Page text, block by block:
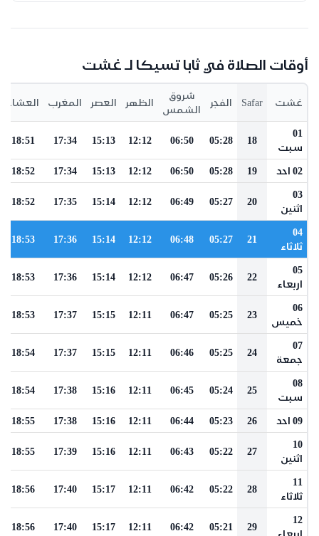
أوقات الصلاة في ثابا تسيكا لـ غشت
غشت Safar الفجر
شروق
الشمس
الظهر العصر المغرب العشاء
01
سبت
18
05:28
06:50
12:12
15:13
17:34
18:51
02 احد 19
05:28
06:50
12:12
15:13
17:34
18:52
03
اثنين
20
05:27
06:49
12:12
15:14
17:35
18:52
04
ثلاثاء
21
05:27
06:48
12:12
15:14
17:36
18:53
05
اربعاء
22
05:26
06:47
12:12
15:14
17:36
18:53
06
خميس
23
05:25
06:47
12:11
15:15
17:37
18:53
07
جمعة
24
05:25
06:46
12:11
15:15
17:37
18:54
08
سبت
25
05:24
06:45
12:11
15:16
17:38
18:54
09 احد 26
05:23
06:44
12:11
15:16
17:38
18:55
10
اثنين
27
05:22
06:43
12:11
15:16
17:39
18:55
11
ثلاثاء
28
05:22
06:42
12:11
15:17
17:40
18:56
12
اربعاء
29
05:21
06:42
12:11
15:17
17:40
18:56